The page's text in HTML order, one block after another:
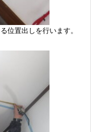
位置出しを行います。